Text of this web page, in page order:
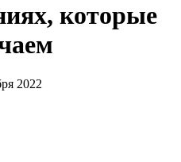
которые
2022